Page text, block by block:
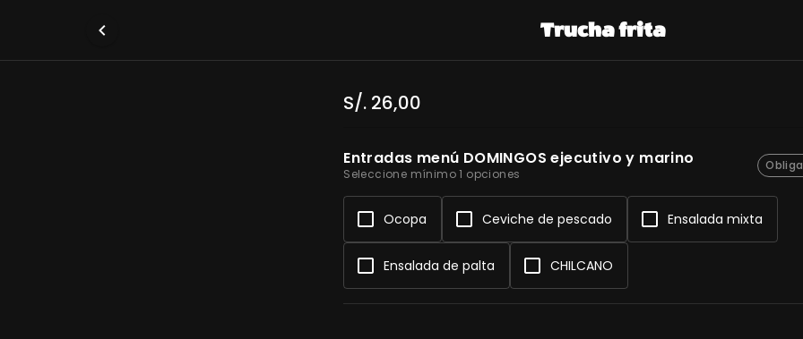
Trucha frita
S/. 26,00
Entradas menú DOMINGOS ejecutivo y marino
Seleccione mínimo 1 opciones
Ocopa Ceviche de pescado Ensalada mixta
Ensalada de palta CHILCANO